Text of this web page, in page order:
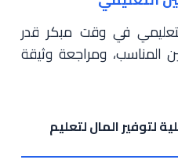
في وقت مبكر قدر
المناسب، ومراجعة وثيقة
لتوفير المال لتعليم